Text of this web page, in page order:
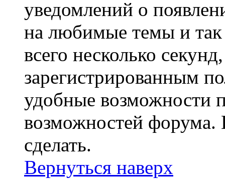
уведомлений о
на любимые темы и так
всего несколько
зарегистрированным
удобные возможности
возможностей
сделать.
Вернуться наверх